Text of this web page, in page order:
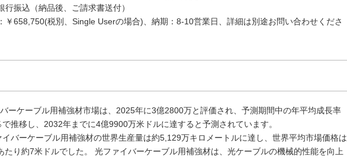
行振込（納品後、ご請求書送付）
￥658,750(税別、Single Userの場合)、納期：8-10営業日、詳細は別途お問い合わせくださ
ーケーブル用補強材市場は、2025年に3億2800万と評価され、予測期間中の年平均成長率
で推移し、2032年までに4億9900万米ドルに達すると予測されています。
バーケーブル用補強材の世界生産量は約5,129万キロメートルに達し、世界平均市場価格は
たり約7米ドルでした。 光ファイバーケーブル用補強材は、光ケーブルの機械的性能を向上